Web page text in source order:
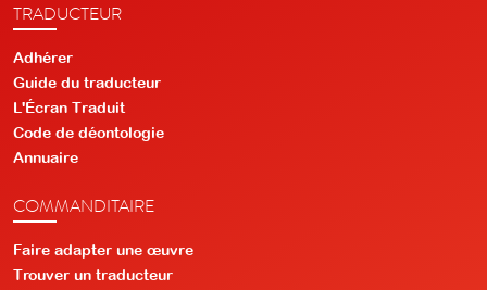
TRADUCTEUR
Adhérer
Guide du traducteur
L'Écran Traduit
Code de déontologie
Annuaire
COMMANDITAIRE
Faire adapter une œuvre
Trouver un traducteur